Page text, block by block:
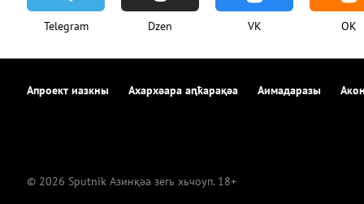
Telegram Dzen VK OK
Апроект иазкны Ахархәара аԥҟарақәа Аимадаразы
© 2026 Sputnik Азинқәа зегь хьчоуп. 18+